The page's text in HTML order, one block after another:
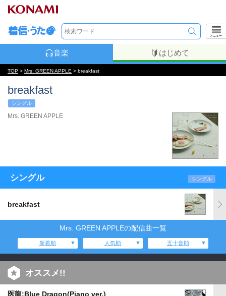
メニュー
音楽 はじめて
TOP > Mrs. GREEN APPLE > breakfast
breakfast
シングル
Mrs. GREEN APPLE
シングル シングル
breakfast
Mrs. GREEN APPLEの配信曲一覧
新着順 人気順 五十音順
オススメ!!
医龍:Blue Dragon(Piano ver.)